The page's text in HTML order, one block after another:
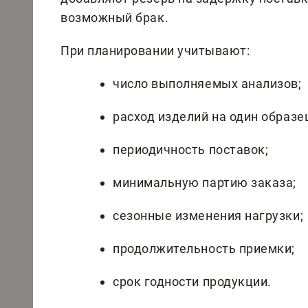
возможный брак.
При планировании учитывают:
число выполняемых анализов;
расход изделий на один
периодичность поставок;
минимальную партию заказа;
сезонные изменения нагрузки;
продолжительность приемки;
срок годности продукции.